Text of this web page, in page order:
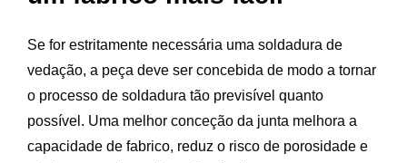
Se for estritamente necessária uma soldadura de
vedação, a peça deve ser concebida de modo a tornar
o processo de soldadura tão previsível quanto
possível. Uma melhor conceção da junta melhora a
capacidade de fabrico, reduz o risco de porosidade e